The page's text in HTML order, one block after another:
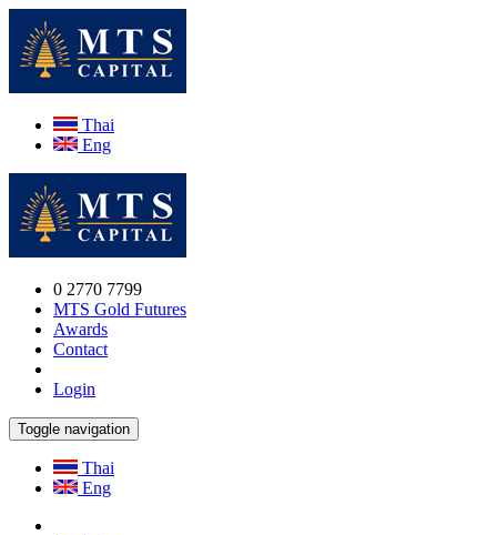
Thai
Eng
0 2770 7799
MTS Gold Futures
Awards
Contact
Login
Toggle navigation
Thai
Eng